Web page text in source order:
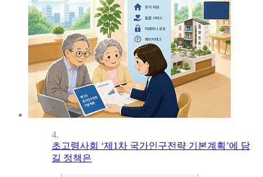
4.
초고령사회 ‘제1차 국가인구전략 기본계획’에 담
길 정책은